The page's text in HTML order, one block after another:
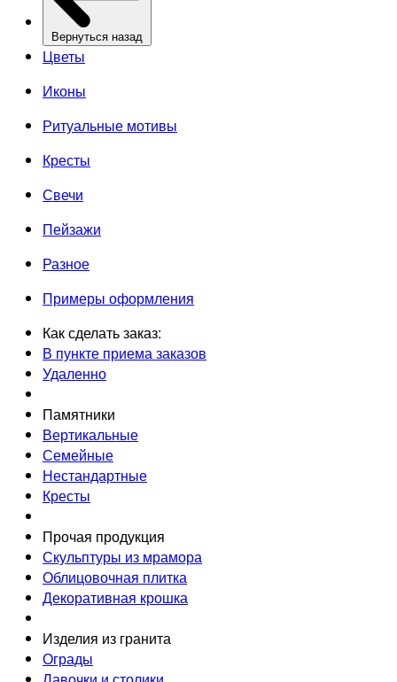
Вернуться назад
Цветы
Иконы
Ритуальные мотивы
Кресты
Свечи
Пейзажи
Разное
Примеры оформления
Как сделать заказ:
В пункте приема заказов
Удаленно
Памятники
Вертикальные
Семейные
Нестандартные
Кресты
Прочая продукция
Скульптуры из мрамора
Облицовочная плитка
Декоративная крошка
Изделия из гранита
Ограды